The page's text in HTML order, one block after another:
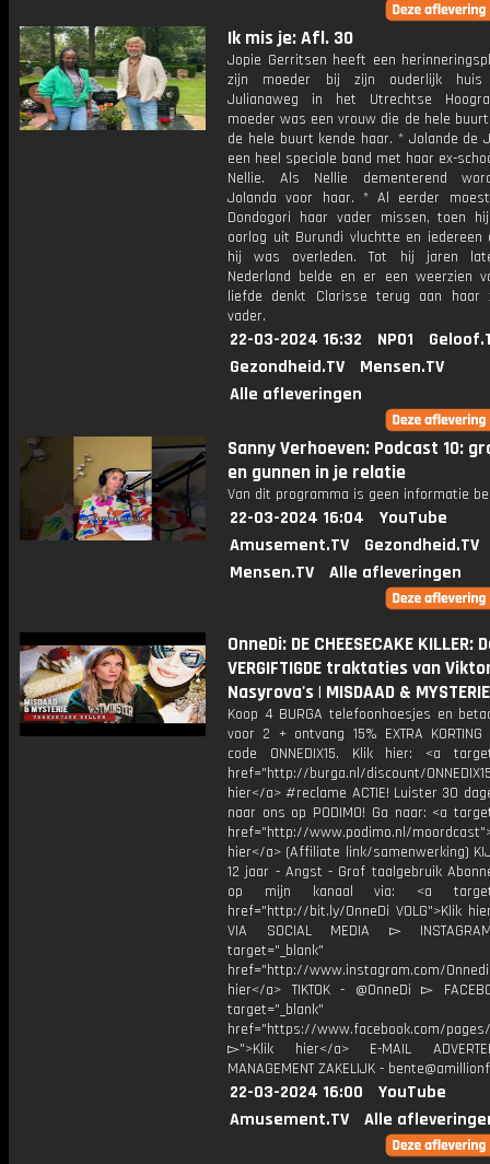
Ik mis je: Afl. 30
Jopie Gerritsen heeft een
zijn moeder bij zijn ouderlijk
Julianaweg in het Utrechtse
moeder was een vrouw die de hele
de hele buurt kende haar. * Jolande de
een heel speciale band met haar ex-
Nellie. Als Nellie dementerend
Jolanda voor haar. * Al eerder
Dondogori haar vader missen, toen
oorlog uit Burundi vluchtte en iedereen
hij was overleden. Tot hij jaren
Nederland belde en er een weerzien
liefde denkt Clarisse terug aan haar
vader.
22-03-2024 16:32 NPO1
Gezondheid.TV
Mensen.TV
Alle afleveringen
Sanny Verhoeven: Podcast 10:
en gunnen in je relatie
Van dit programma is geen informatie
22-03-2024 16:04
YouTube
Amusement.TV
Gezondheid.TV
Mensen.TV
Alle afleveringen
OnneDi: DE CHEESECAKE KILLER:
VERGIFTIGDE traktaties van
Nasyrova's | MISDAAD & MYSTERIE
Koop 4 BURGA telefoonhoesjes en
voor 2 + ontvang 15% EXTRA
code ONNEDIX15. Klik hier: <a
href="http://burga.nl/discount/
hier</a> #reclame ACTIE! Luister 30
naar ons op PODIMO! Ga naar: <a
href="http://www.podimo.nl/
hier</a> (Affiliate link/samenwerking)
12 jaar - Angst - Grof taalgebruik
op mijn kanaal via: <a
href="http://bit.ly/OnneDi VOLG">Klik
VIA SOCIAL MEDIA ▻
target="_blank"
href="http://www.instagram.com/
hier</a> TIKTOK - @OnneDi ▻
target="_blank"
href="https://www.facebook.com/pages/
▻">Klik hier</a> E-MAIL
MANAGEMENT ZAKELIJK -
22-03-2024 16:00
YouTube
Amusement.TV
Alle